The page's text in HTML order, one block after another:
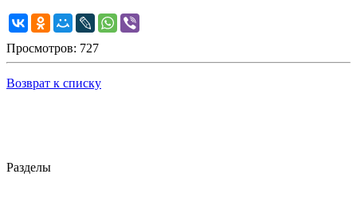
Просмотров: 727
Возврат к списку
Разделы